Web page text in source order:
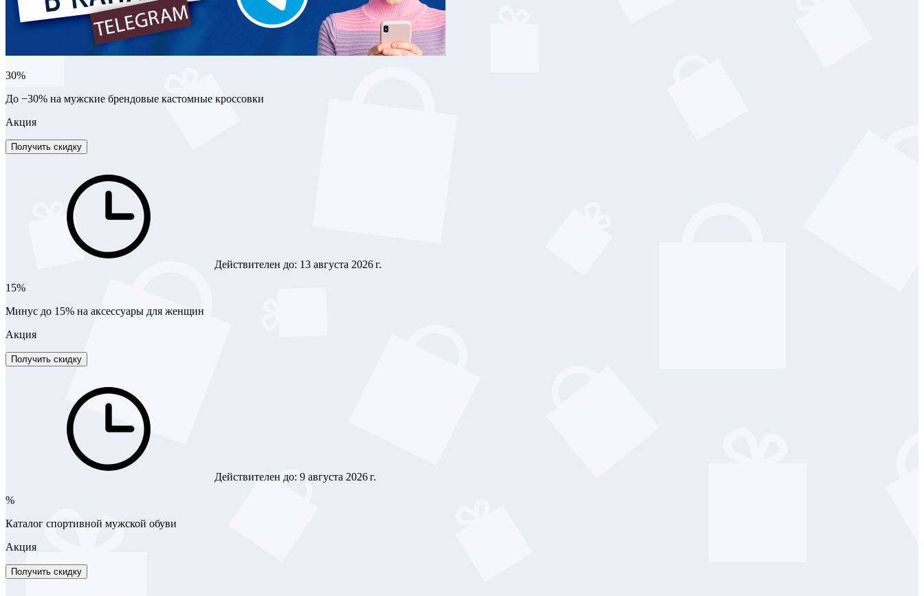
30%
До −30% на мужские брендовые кастомные кроссовки
Акция
Получить скидку
Действителен до: 13 августа 2026 г.
15%
Минус до 15% на аксессуары для женщин
Акция
Получить скидку
Действителен до: 9 августа 2026 г.
%
Каталог спортивной мужской обуви
Акция
Получить скидку